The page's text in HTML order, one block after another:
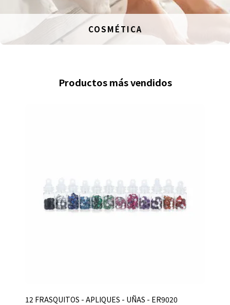
COSMÉTICA
Productos más vendidos
12 FRASQUITOS - APLIQUES - UÑAS - ER9020